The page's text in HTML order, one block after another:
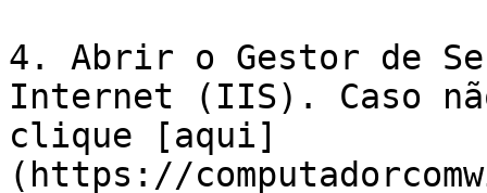
4. Abrir o Gestor de
Internet (IIS). Caso
clique [aqui]
(https://